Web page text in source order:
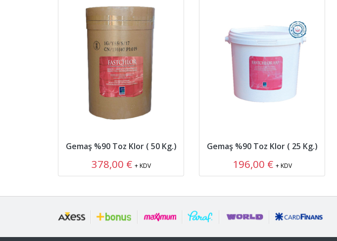
Gemaş %90 Toz Klor ( 50 Kg.)
378,00 € + KDV
Gemaş %90 Toz Klor ( 25 Kg.)
196,00 € + KDV